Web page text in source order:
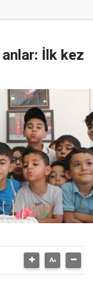
anlar: İlk kez